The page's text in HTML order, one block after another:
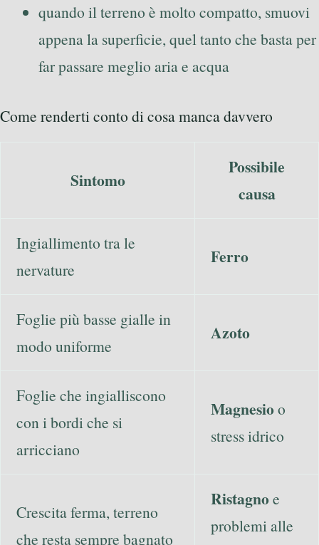
quando il terreno è molto compatto, smuovi
appena la superficie, quel tanto che basta per
far passare meglio aria e acqua
Come renderti conto di cosa manca davvero
Sintomo
Possibile
causa
Ingiallimento tra le
nervature
Ferro
Foglie più basse gialle in
modo uniforme
Azoto
Foglie che ingialliscono
con i bordi che si
arricciano
Magnesioo
stress idrico
Crescita ferma, terreno
che resta sempre bagnato
Ristagnoe
problemi alle